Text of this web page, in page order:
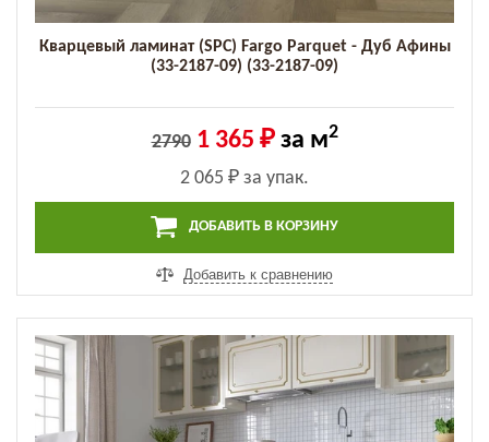
Кварцевый ламинат (SPC) Fargo Parquet - Дуб Афины
(33-2187-09) (33-2187-09)
2790 1 365 ₽за м2
2 065 ₽ за упак.
ДОБАВИТЬ В КОРЗИНУ
Добавить к сравнению